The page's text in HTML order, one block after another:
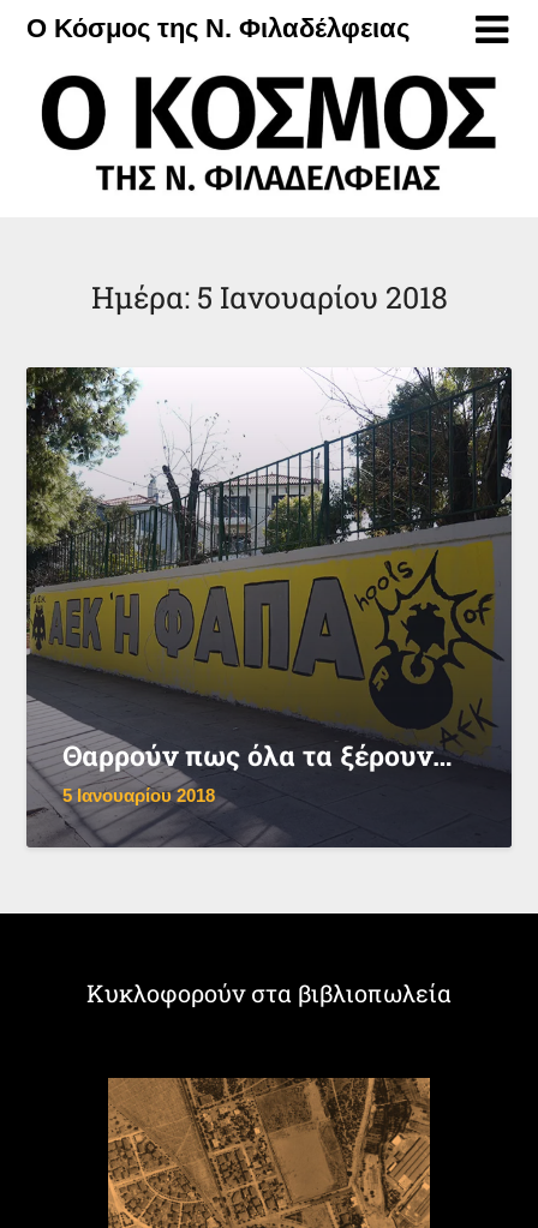
Μετάβαση
περιεχόμενο
Ο Κόσμος της Ν. Φιλαδέλφειας
Ημέρα: 5 Ιανουαρίου 2018
Θαρρούν πως όλα τα ξέρουν…
5 Ιανουαρίου 2018
Κυκλοφορούν στα βιβλιοπωλεία